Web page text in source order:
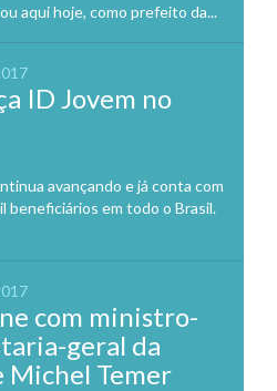
aqui hoje, como prefeito da...
ID Jovem no
avançando e já conta com
beneficiários em todo o Brasil.
com ministro-
geral da
Michel Temer